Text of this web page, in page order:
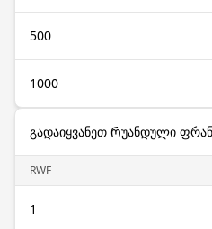
500
1000
გადაიყვანეთ Რუანდული
RWF
1